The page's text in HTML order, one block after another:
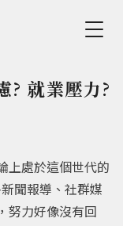
? 就業壓力?
上處於這個世代的
聞報導、社群媒
努力好像沒有回